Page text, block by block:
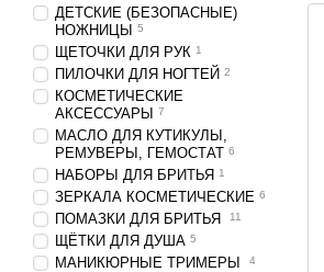
ДЕТСКИЕ (БЕЗОПАСНЫЕ)
НОЖНИЦЫ
5
ЩЕТОЧКИ ДЛЯ РУК 1
ПИЛОЧКИ ДЛЯ НОГТЕЙ 2
КОСМЕТИЧЕСКИЕ
АКСЕССУАРЫ
7
МАСЛО ДЛЯ КУТИКУЛЫ,
РЕМУВЕРЫ, ГЕМОСТАТ 6
НАБОРЫ ДЛЯ БРИТЬЯ 1
ЗЕРКАЛА КОСМЕТИЧЕСКИЕ 6
ПОМАЗКИ ДЛЯ БРИТЬЯ 11
ЩËТКИ ДЛЯ ДУША 5
МАНИКЮРНЫЕ ТРИМЕРЫ 4